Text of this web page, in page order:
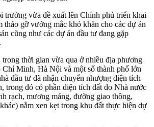
trường vừa đề xuất lên Chính phủ triển khai
tháo gỡ vướng mắc khó khăn cho các dự án
cũng như các dự án đầu tư đang gặp
thời gian vừa qua ở nhiều địa phương
Chí Minh, Hà Nội và một số thành phố lớn
đầu tư đã nhận chuyển nhượng diện tích
trong đó có phần diện tích đất do Nhà nước
rạch, mương máng, đường giao thông,
nằm xen kẹt trong khu đất thực hiện dự